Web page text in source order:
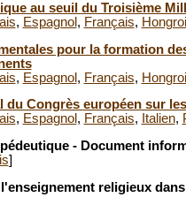
au seuil du Troisième
, Espagnol , Français,
pour la formation
, Espagnol , Français,
du Congrès européen sur
, Espagnol , Français, Italien,
- Document
]
religieux